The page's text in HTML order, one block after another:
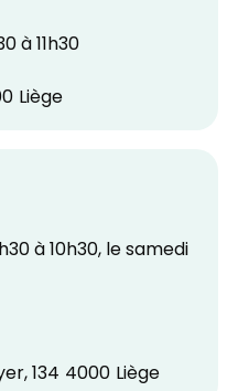
à 11h30
Liège
à 10h30, le samedi
134 4000 Liège